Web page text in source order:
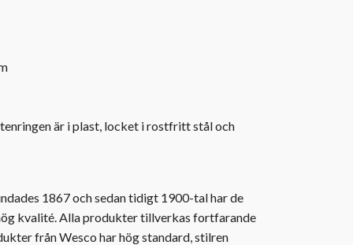
är i plast, locket i rostfritt stål och
1867 och sedan tidigt 1900-tal har de
kvalité. Alla produkter tillverkas fortfarande
från Wesco har hög standard, stilren